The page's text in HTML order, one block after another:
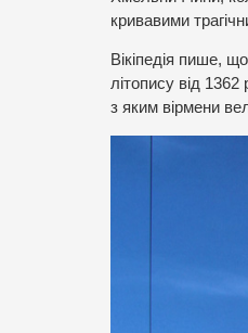
кривавими
Вікіпедія пише,
літопису від
з яким вірмени